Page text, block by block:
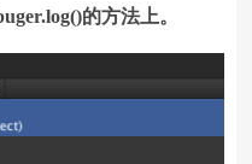
的方法上。